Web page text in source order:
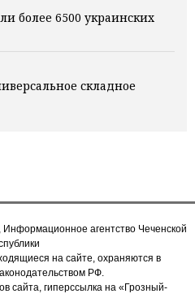
более 6500 украинских
складное
агентство Чеченской
на сайте, охраняются в
РФ.
сайта, гиперссылка на «Грозный-